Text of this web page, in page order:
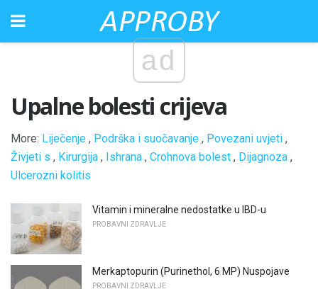
ad
Upalne bolesti crijeva
More: Liječenje , Podrška i suočavanje , Povezani uvjeti ,
Živjeti s , Kirurgija , Ishrana , Crohnova bolest , Dijagnoza ,
Ulcerozni kolitis
Vitamin i mineralne nedostatke u IBD-u
PROBAVNI ZDRAVLJE
Merkaptopurin (Purinethol, 6 MP) Nuspojave
PROBAVNI ZDRAVLJE